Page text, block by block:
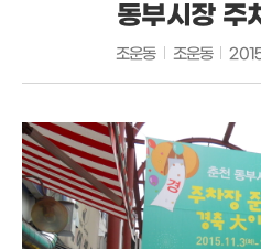
동부시장 주
조운동 조운동